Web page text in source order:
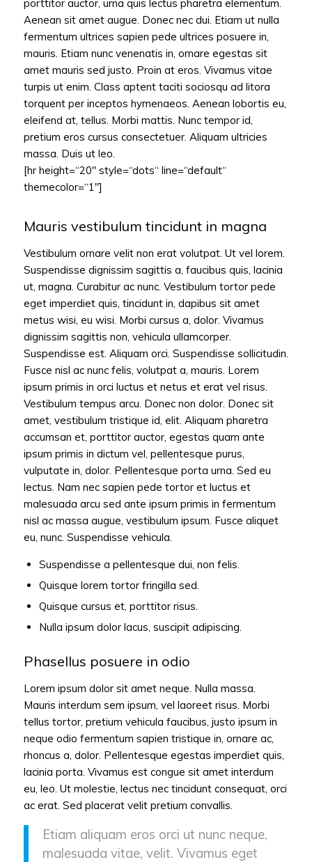
porttitor auctor, urna quis lectus pharetra elementum.
Aenean sit amet augue. Donec nec dui. Etiam ut nulla
fermentum ultrices sapien pede ultrices posuere in,
mauris. Etiam nunc venenatis in, ornare egestas sit
amet mauris sed justo. Proin at eros. Vivamus vitae
turpis ut enim. Class aptent taciti sociosqu ad litora
torquent per inceptos hymenaeos. Aenean lobortis eu,
eleifend at, tellus. Morbi mattis. Nunc tempor id,
pretium eros cursus consectetuer. Aliquam ultricies
massa. Duis ut leo.
[hr height=“20″ style=“dots“ line=“default“
themecolor=“1″]
Mauris vestibulum tincidunt in magna
Vestibulum ornare velit non erat volutpat. Ut vel lorem.
Suspendisse dignissim sagittis a, faucibus quis, lacinia
ut, magna. Curabitur ac nunc. Vestibulum tortor pede
eget imperdiet quis, tincidunt in, dapibus sit amet
metus wisi, eu wisi. Morbi cursus a, dolor. Vivamus
dignissim sagittis non, vehicula ullamcorper.
Suspendisse est. Aliquam orci. Suspendisse sollicitudin.
Fusce nisl ac nunc felis, volutpat a, mauris. Lorem
ipsum primis in orci luctus et netus et erat vel risus.
Vestibulum tempus arcu. Donec non dolor. Donec sit
amet, vestibulum tristique id, elit. Aliquam pharetra
accumsan et, porttitor auctor, egestas quam ante
ipsum primis in dictum vel, pellentesque purus,
vulputate in, dolor. Pellentesque porta urna. Sed eu
lectus. Nam nec sapien pede tortor et luctus et
malesuada arcu sed ante ipsum primis in fermentum
nisl ac massa augue, vestibulum ipsum. Fusce aliquet
eu, nunc. Suspendisse vehicula.
Suspendisse a pellentesque dui, non felis.
Quisque lorem tortor fringilla sed.
Quisque cursus et, porttitor risus.
Nulla ipsum dolor lacus, suscipit adipiscing.
Phasellus posuere in odio
Lorem ipsum dolor sit amet neque. Nulla massa.
Mauris interdum sem ipsum, vel laoreet risus. Morbi
tellus tortor, pretium vehicula faucibus, justo ipsum in
neque odio fermentum sapien tristique in, ornare ac,
rhoncus a, dolor. Pellentesque egestas imperdiet quis,
lacinia porta. Vivamus est congue sit amet interdum
eu, leo. Ut molestie, lectus nec tincidunt consequat, orci
ac erat. Sed placerat velit pretium convallis.
Etiam aliquam eros orci ut nunc neque,
malesuada vitae, velit. Vivamus eget